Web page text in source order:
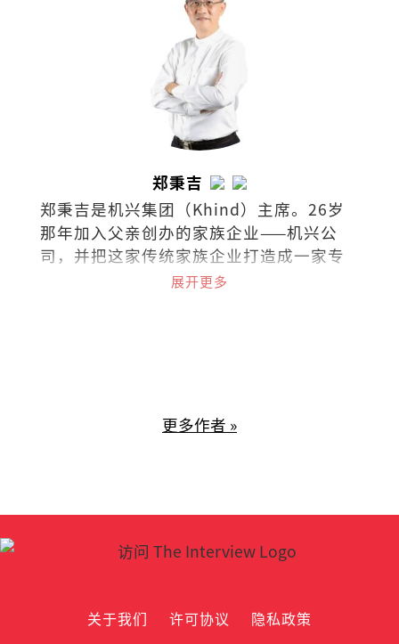
郑秉吉
郑秉吉是机兴集团（Khind）主席。26岁
那年加入父亲创办的家族企业——机兴公
司，并把这家传统家族企业打造成一家专
业经营的跨国集团，业务范围横跨全球60
展开更多
更多作者 »
关于我们 许可协议
隐私政策